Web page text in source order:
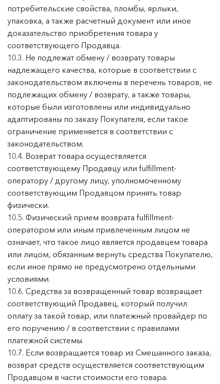
потребительские свойства, пломбы, ярлыки,
упаковка, а также расчетный документ или иное
доказательство приобретения товара у
соответствующего Продавца.
10.3. Не подлежат обмену / возврату товары
надлежащего качества, которые в соответствии с
законодательством включены в перечень товаров, не
подлежащих обмену / возврату, а также товары,
которые были изготовлены или индивидуально
адаптированы по заказу Покупателя, если такое
ограничение применяется в соответствии с
законодательством.
10.4. Возврат товара осуществляется
соответствующему Продавцу или fulfillment-
оператору / другому лицу, уполномоченному
соответствующим Продавцом принять товар
физически.
10.5. Физический прием возврата fulfillment-
оператором или иным привлеченным лицом не
означает, что такое лицо является продавцем товара
или лицом, обязанным вернуть средства Покупателю,
если иное прямо не предусмотрено отдельными
условиями.
10.6. Средства за возвращенный товар возвращает
соответствующий Продавец, который получил
оплату за такой товар, или платежный провайдер по
его поручению / в соответствии с правилами
платежной системы.
10.7. Если возвращается товар из Смешанного заказа,
возврат средств осуществляется соответствующим
Продавцом в части стоимости его товара.